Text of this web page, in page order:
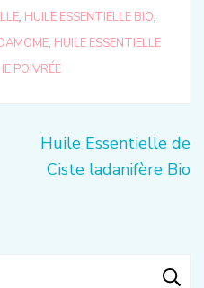
, HUILE ESSENTIELLE BIO,
, HUILE ESSENTIELLE
POIVRÉE
Huile Essentielle de
Ciste ladanifère Bio